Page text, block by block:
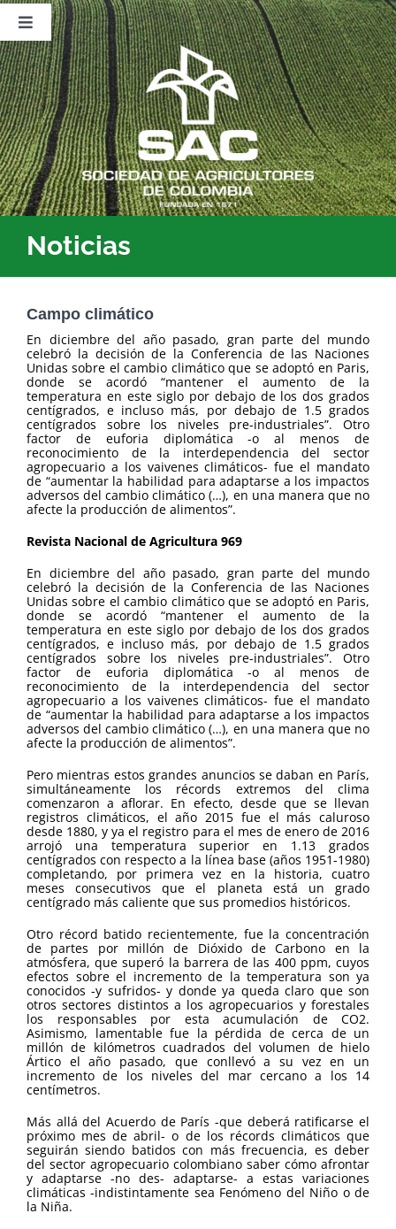
Saltar
contenido
Toggle
Navigation
Nosotros
Publicaciones
Sala de Prensa
Eventos
Noticias
Campo climático
En diciembre del año pasado, gran parte del mundo
celebró la decisión de la Conferencia de las Naciones
Unidas sobre el cambio climático que se adoptó en Paris,
donde se acordó “mantener el aumento de la
temperatura en este siglo por debajo de los dos grados
centígrados, e incluso más, por debajo de 1.5 grados
centígrados sobre los niveles pre-industriales”. Otro
factor de euforia diplomática -o al menos de
reconocimiento de la interdependencia del sector
agropecuario a los vaivenes climáticos- fue el mandato
de “aumentar la habilidad para adaptarse a los impactos
adversos del cambio climático (…), en una manera que no
afecte la producción de alimentos”.
Revista Nacional de Agricultura 969
En diciembre del año pasado, gran parte del mundo
celebró la decisión de la Conferencia de las Naciones
Unidas sobre el cambio climático que se adoptó en Paris,
donde se acordó “mantener el aumento de la
temperatura en este siglo por debajo de los dos grados
centígrados, e incluso más, por debajo de 1.5 grados
centígrados sobre los niveles pre-industriales”. Otro
factor de euforia diplomática -o al menos de
reconocimiento de la interdependencia del sector
agropecuario a los vaivenes climáticos- fue el mandato
de “aumentar la habilidad para adaptarse a los impactos
adversos del cambio climático (…), en una manera que no
afecte la producción de alimentos”.
Pero mientras estos grandes anuncios se daban en París,
simultáneamente los récords extremos del clima
comenzaron a aflorar. En efecto, desde que se llevan
registros climáticos, el año 2015 fue el más caluroso
desde 1880, y ya el registro para el mes de enero de 2016
arrojó una temperatura superior en 1.13 grados
centígrados con respecto a la línea base (años 1951-1980)
completando, por primera vez en la historia, cuatro
meses consecutivos que el planeta está un grado
centígrado más caliente que sus promedios históricos.
Otro récord batido recientemente, fue la concentración
de partes por millón de Dióxido de Carbono en la
atmósfera, que superó la barrera de las 400 ppm, cuyos
efectos sobre el incremento de la temperatura son ya
conocidos -y sufridos- y donde ya queda claro que son
otros sectores distintos a los agropecuarios y forestales
los responsables por esta acumulación de CO2.
Asimismo, lamentable fue la pérdida de cerca de un
millón de kilómetros cuadrados del volumen de hielo
Ártico el año pasado, que conllevó a su vez en un
incremento de los niveles del mar cercano a los 14
centímetros.
Más allá del Acuerdo de París -que deberá ratificarse el
próximo mes de abril- o de los récords climáticos que
seguirán siendo batidos con más frecuencia, es deber
del sector agropecuario colombiano saber cómo afrontar
y adaptarse -no des- adaptarse- a estas variaciones
climáticas -indistintamente sea Fenómeno del Niño o de
la Niña.